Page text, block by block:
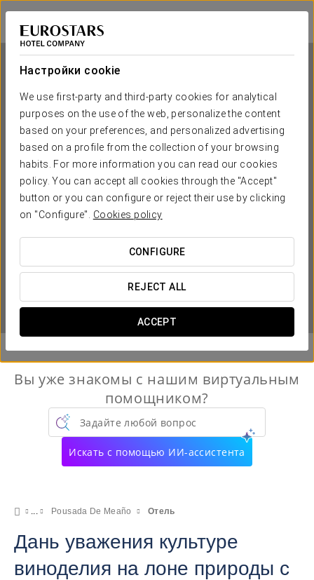
Настройки cookie
We use first-party and third-party cookies for analytical
purposes on the use of the web, personalize the content
based on your preferences, and personalized advertising
based on a profile from the collection of your browsing
habits. For more information you can read our cookies
policy. You can accept all cookies through the "Accept"
button or you can configure or reject their use by clicking
on "Configure". Cookies policy
CONFIGURE
REJECT ALL
ACCEPT
Pousada de Meaño
ПОНТЕВЕДРА - МЕАНЬО
Pousada de Meaño
ПОНТЕВЕДРА - МЕАНЬО
 
Вы уже знакомы с нашим виртуальным
помощником?
Задайте любой вопрос
Искать с помощью ИИ-ассистента
Pousada De Meaño Отель
Дань уважения культуре
виноделия на лоне природы с